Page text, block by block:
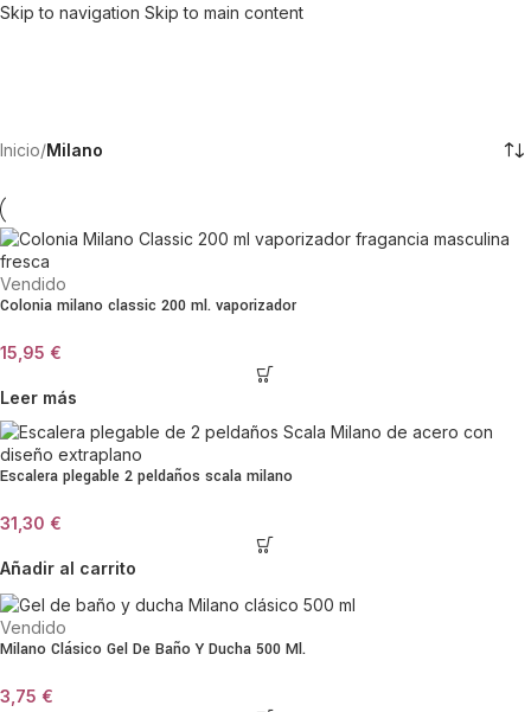
Skip to navigation Skip to main content
Inicio/Milano
Vendido
Colonia milano classic 200 ml. vaporizador
15,95 €
Leer más
Escalera plegable 2 peldaños scala milano
31,30 €
Añadir al carrito
Vendido
Milano Clásico Gel De Baño Y Ducha 500 Ml.
3,75 €